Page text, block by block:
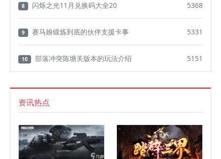
8 闪烁之光11月兑换码大全20 5368
9 赛马娘锻炼到底的伙伴支援卡事 5331
10 部落冲突陈塘关版本的玩法介绍 5151
资讯热点